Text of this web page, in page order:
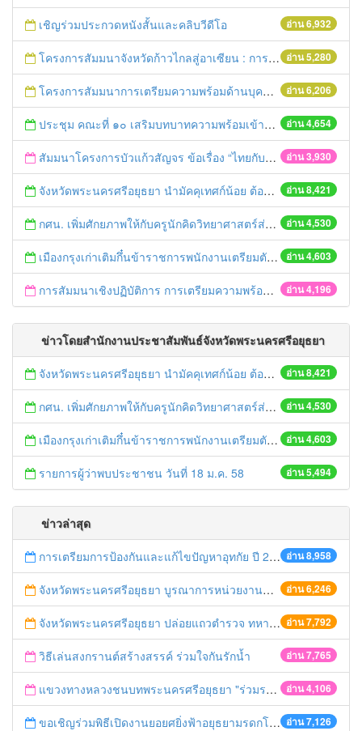
อ่าน 6,932
เชิญร่วมประกวดหนังสั้นและคลิบวีดีโอ
อ่าน 5,280
โครงการสัมมนาจังหวัดก้าวไกลสู่อาเซียน : การเตรียมความพร้อมของจังหวัดในการเข้าสู่ ประชาคมอาเซียน และการรับฟังความคิดเห็นจากภาคีภาคส่วนต่างๆ ในพื้นที่จังหวัดพระนครศรีอยุธยา
อ่าน 6,206
โครงการสัมมนาการเตรียมความพร้อมด้านบุคลากรภาครัฐกับการเข้าสู่ประชาคมอาเซียนและการศึกษาดูงาน ณ จังหวัดพระนครศรีอยุธยา และจังหวัดมุกดาหาร
อ่าน 4,654
ประชุม คณะที่ ๑๐ เสริมบทบาทความพร้อมเข้าสู่ประชาคมอาเซียน
อ่าน 3,930
สัมมนาโครงการบัวแก้วสัญจร ข้อเรื่อง “ไทยกับการสมัครรับเลือกตั้งเป็นสมาชิกไม่ถาวรของ UNSC ประชาคมอาเซียน พิธีการทูต และการเชื่อมโยงเศรษฐกิจในอนุภูมิภาค”
อ่าน 8,421
จังหวัดพระนครศรีอยุธยา นำมัคคุเทศก์น้อย ต้อนรับชาวต่างชาติ ชมมรดกโลกรับประชาคมอาเซียน
อ่าน 4,530
กศน. เพิ่มศักยภาพให้กับครูนักคิดวิทยาศาสตร์ส่งเสริมการเรียนรู้รับ AEC
อ่าน 4,603
เมืองกรุงเก่าเติมกึ๋นข้าราชการพนักงานเตรียมตัวเข้าสู่AEC
อ่าน 4,196
การสัมมนาเชิงปฏิบัติการ การเตรียมความพร้อมของบุคลากรในการเข้าสู่ประชาคมอาเซียน ประจำปีงบประมาณ 2558
ข่าวโดยสำนักงานประชาสัมพันธ์จังหวัดพระนครศรีอยุธยา
อ่าน 8,421
จังหวัดพระนครศรีอยุธยา นำมัคคุเทศก์น้อย ต้อนรับชาวต่างชาติ ชมมรดกโลกรับประชาคมอาเซียน
อ่าน 4,530
กศน. เพิ่มศักยภาพให้กับครูนักคิดวิทยาศาสตร์ส่งเสริมการเรียนรู้รับ AEC
อ่าน 4,603
เมืองกรุงเก่าเติมกึ๋นข้าราชการพนักงานเตรียมตัวเข้าสู่AEC
อ่าน 5,494
รายการผู้ว่าพบประชาชน วันที่ 18 ม.ค. 58
ข่าวล่าสุด
อ่าน 8,958
การเตรียมการป้องกันและแก้ไขปัญหาอุทกัย ปี 2561
อ่าน 6,246
จังหวัดพระนครศรีอยุธยา บูรณาการหน่วยงานที่เกี่ยวข้อง ลงพื้นที่จัดระเบียบและดำเนินมาตรการตามบทลงโทษสูงสุดกับผู้ประกอบการร้านค้าที่ยังฝ่าฝืนตั้งร้านค้ารุกล้ำเขตพื้นที่ทางหลวง เตรียมความปลอดภัยก่อนเทศกาลสงกรานต์
อ่าน 7,792
จังหวัดพระนครศรีอยุธยา ปล่อยแถวตำรวจ ทหาร ฝ่ายปกครอง กว่า 100 นาย ตรวจเข้มท่ารถสาธารณะ สถานีขนส่งรถโดยสาร วินรถตู้ และสถานีรถไฟ เตรียมรับมือเทศกาลสงกรานต์
อ่าน 7,765
วิธีเล่นสงกรานต์สร้างสรรค์ ร่วมใจกันรักน้ำ
อ่าน 4,106
แขวงทางหลวงชนบทพระนครศรีอยุธยา "ร่วมรณรงค์ ขับช้า เปิดไฟหน้า คาดเข็มขัด" เทศกาลสงกรานต์ ปี 2561
อ่าน 7,126
ขอเชิญร่วมพิธีเปิดงานยอยศยิ่งฟ้าอยุธยามรดกโลก